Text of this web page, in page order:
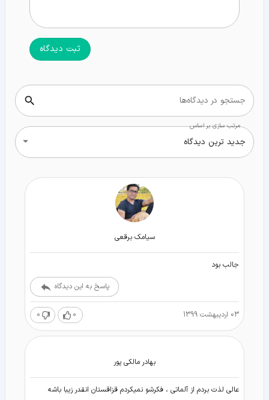
ثبت دیدگاه
جستجو در دیدگاه‌ها
مرتب سازی بر اساس
جدید ترین دیدگاه
سيامك برقعى
جالب بود
پاسخ به این دیدگاه
03 اردیبهشت 1399 0
0
بهادر مالكى پور
عالى لذت بردم از آلماتى ، فكرشو نميكردم قزاقستان انقدر زيبا باشه